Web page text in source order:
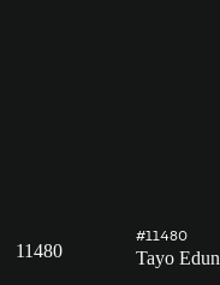
11480
#11480
Tayo Edun